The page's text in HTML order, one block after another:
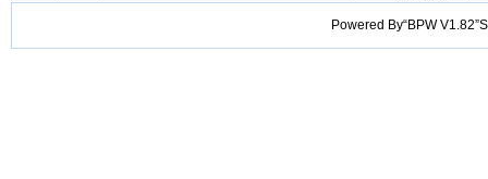
Powered By“BPW